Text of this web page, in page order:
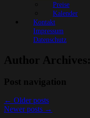
Preise
Kalender
Kontakt
Impressum
Datenschutz
Author Archives:
Post navigation
← Older posts
Newer posts →